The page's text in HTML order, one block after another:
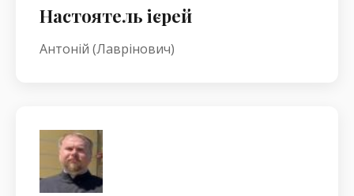
Настоятель ієрей
Антоній (Лаврінович)